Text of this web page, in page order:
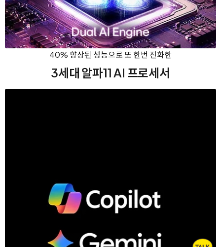
40% 향상된 성능으로 또 한번 진화한
3세대 알파11 AI 프로세서